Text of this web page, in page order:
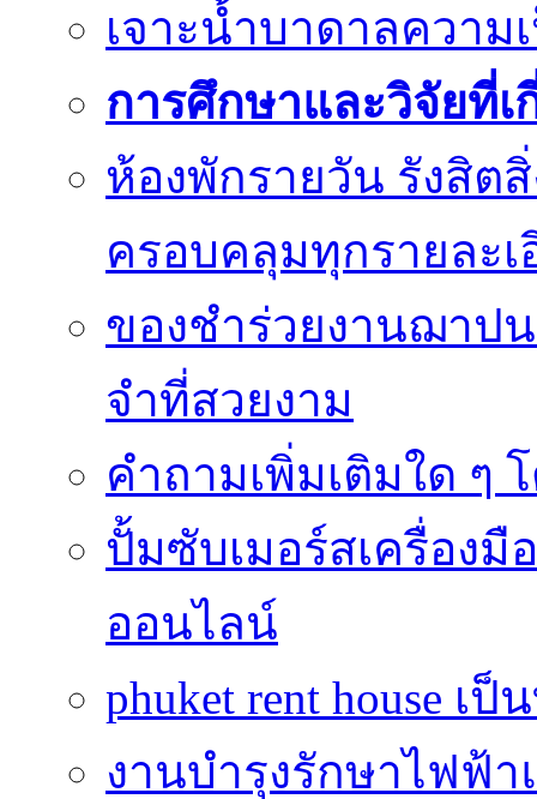
เจาะน้ำบาดาลควา
การศึกษาและวิจัยที่
ห้องพักรายวัน รังสิต
ครอบคลุมทุกรายละเ
ของชำร่วยงานฌาป
จำที่สวยงาม
คำถามเพิ่มเติมใด ๆ
ปั้มซับเมอร์สเครื่อง
ออนไลน์
phuket rent house เ
งานบำรุงรักษาไฟฟ้